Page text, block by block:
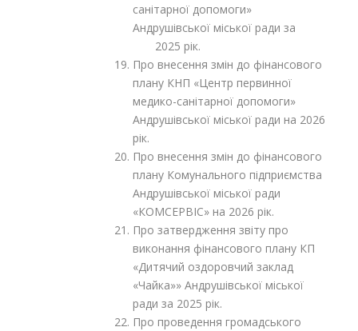
санітарної допомоги»
Андрушівської міської ради за
2025 рік.
Про внесення змін до фінансового
плану КНП «Центр первинної
медико-санітарної допомоги»
Андрушівської міської ради на 2026
рік.
Про внесення змін до фінансового
плану Комунального підприємства
Андрушівської міської ради
«КОМСЕРВІС» на 2026 рік.
Про затвердження звіту про
виконання фінансового плану КП
«Дитячий оздоровчий заклад
«Чайка»» Андрушівської міської
ради за 2025 рік.
Про проведення громадського